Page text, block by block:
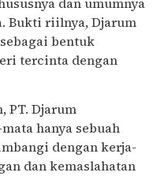
Bukti riilnya, Djarum
bentuk
tercinta dengan
PT. Djarum
hanya sebuah
dengan kerja-
dan kemaslahatan